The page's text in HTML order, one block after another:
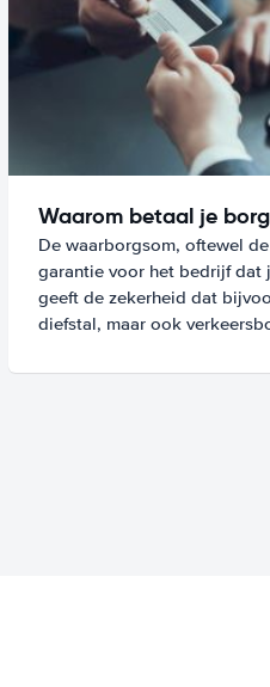
Waarom betaal je
De waarborgsom, oftewel
garantie voor het bedrijf dat
geeft de zekerheid dat
diefstal, maar ook